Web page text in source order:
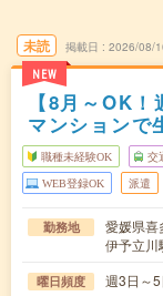
未読
NEW
掲載日 2026/08/
【8月～OK
マンションで
職種未経験OK 交
WEB登録OK 派遣
勤務地
愛媛県喜
伊予立川
曜日頻度 週3日～